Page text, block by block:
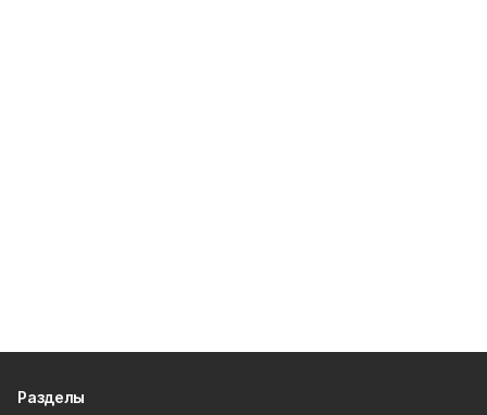
Разделы